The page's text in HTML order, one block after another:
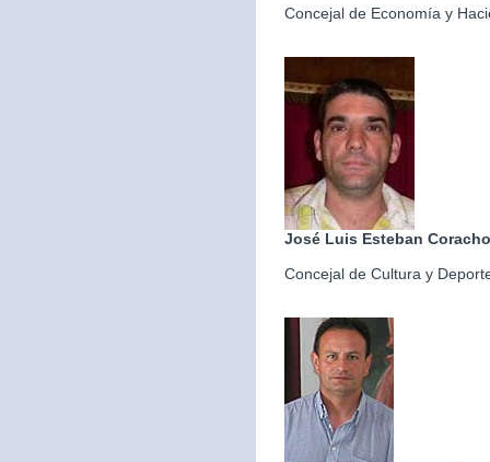
Concejal de Economía y
José Luis Esteban Coracho
Concejal de Cultura y